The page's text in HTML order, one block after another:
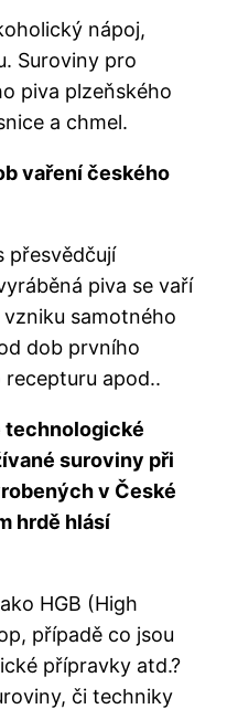
nápoj,
Suroviny pro
piva plzeňského
a chmel.
vaření českého
přesvědčují
piva se vaří
samotného
dob prvního
apod..
technologické
suroviny při
v České
hrdě hlásí
HGB (High
případě co jsou
přípravky atd.?
či techniky